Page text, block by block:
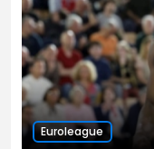
Euroleague